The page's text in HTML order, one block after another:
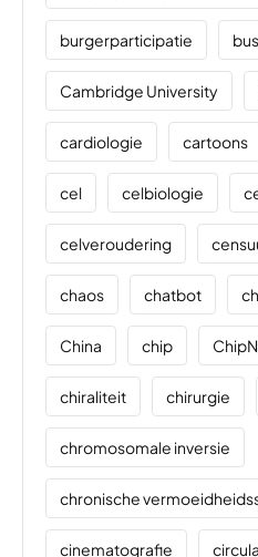
burgerparticipatie
Cambridge University
cardiologie cartoons
cel celbiologie
celveroudering
chaos chatbot
China chip
chiraliteit chirurgie
chromosomale inversie
chronische
cinematografie